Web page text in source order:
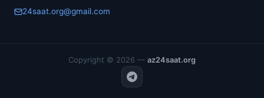
24saat.org@gmail.com
Copyright © 2026 — az24saat.org